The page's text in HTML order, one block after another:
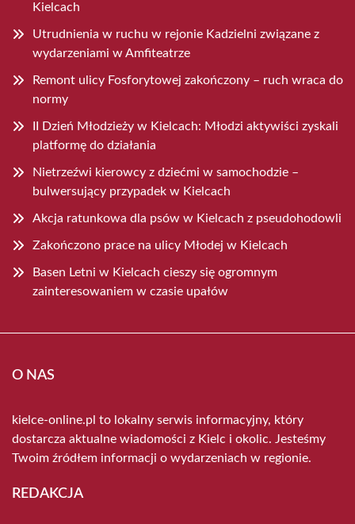
Kielcach
Utrudnienia w ruchu w rejonie Kadzielni związane z
wydarzeniami w Amfiteatrze
Remont ulicy Fosforytowej zakończony – ruch wraca do
normy
II Dzień Młodzieży w Kielcach: Młodzi aktywiści zyskali
platformę do działania
Nietrzeźwi kierowcy z dziećmi w samochodzie –
bulwersujący przypadek w Kielcach
Akcja ratunkowa dla psów w Kielcach z pseudohodowli
Zakończono prace na ulicy Młodej w Kielcach
Basen Letni w Kielcach cieszy się ogromnym
zainteresowaniem w czasie upałów
O NAS
kielce-online.pl to lokalny serwis informacyjny, który
dostarcza aktualne wiadomości z Kielc i okolic. Jesteśmy
Twoim źródłem informacji o wydarzeniach w regionie.
REDAKCJA